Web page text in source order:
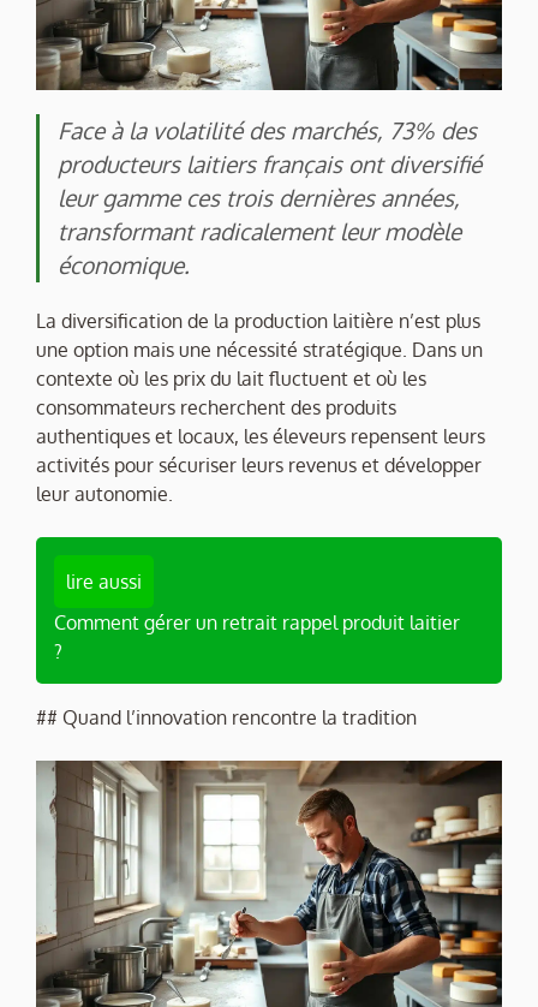
Face à la volatilité des marchés, 73% des
producteurs laitiers français ont diversifié
leur gamme ces trois dernières années,
transformant radicalement leur modèle
économique.
La diversification de la production laitière n’est plus
une option mais une nécessité stratégique. Dans un
contexte où les prix du lait fluctuent et où les
consommateurs recherchent des produits
authentiques et locaux, les éleveurs repensent leurs
activités pour sécuriser leurs revenus et développer
leur autonomie.
lire aussi
Comment gérer un retrait rappel produit laitier
?
## Quand l’innovation rencontre la tradition